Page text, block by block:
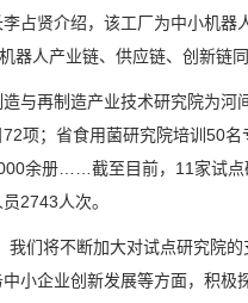
占贤介绍，该工厂为中小机
器人产业链、供应链、创新链同
再制造产业技术研究院为河
项；省食用菌研究院培训50
余册……截至目前，11家试点
2743人次。
们将不断加大对试点研究院的
小企业创新发展等方面，积